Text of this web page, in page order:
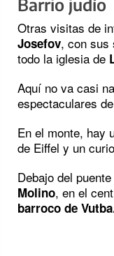
Otras visitas de
Josefov, con sus
todo la iglesia de
Aquí no va casi
espectaculares
En el monte, hay
de Eiffel y un
Debajo del
Molino, en el
barroco de